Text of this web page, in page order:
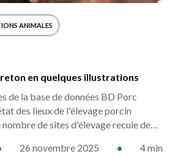
ANIMALES
en quelques illustrations
de la base de données BD Porc
des lieux de l'élevage porcin
de sites d'élevage recule de…
26 novembre 2025 • 4 min